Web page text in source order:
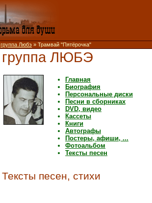
группа Любэ » Трамвай "Пятёрочка"
группа ЛЮБЭ
Главная
Биография
Персональные диски
Песни в сборниках
DVD, видео
Кассеты
Книги
Автографы
Постеры, афиши, ...
Фотоальбом
Тексты песен
Тексты песен, стихи